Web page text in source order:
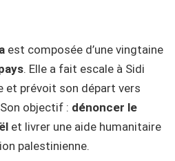
est composée d’une vingtaine
. Elle a fait escale à Sidi
et prévoit son départ vers
objectif : dénoncer le
et livrer une aide humanitaire
palestinienne.